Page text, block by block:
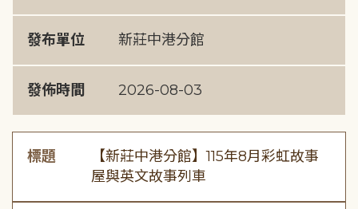
發布單位 新莊中港分館
發佈時間 2026-08-03
標題
【新莊中港分館】115年8月彩虹故事
屋與英文故事列車